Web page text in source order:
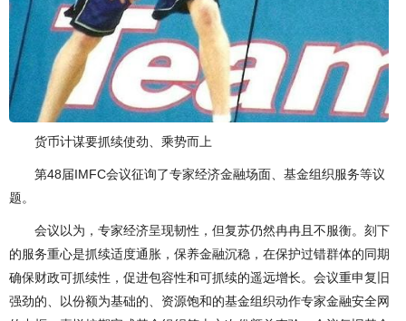
货币计谋要抓续使劲、乘势而上
第48届IMFC会议征询了专家经济金融场面、基金组织服务等议
题。
会议以为，专家经济呈现韧性，但复苏仍然冉冉且不服衡。刻下
的服务重心是抓续适度通胀，保养金融沉稳，在保护过错群体的同期
确保财政可抓续性，促进包容性和可抓续的遥远增长。会议重申复旧
强劲的、以份额为基础的、资源饱和的基金组织动作专家金融安全网